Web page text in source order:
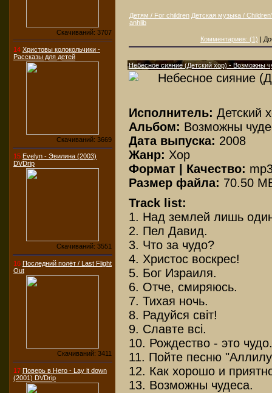
Скачиваний: 3707
14 Христовы колокольчики -
Рассказы для детей
Скачиваний: 3669
15 Evelyn - Эвилина (2003)
DVDrip
Скачиваний: 3551
16 Последний полёт / Last Flight
Out
Скачиваний: 3411
17 Поверь в Него - Lay it down
(2001) DVDrip
Детям / For children Детская музыка /
anhlib
Комментариев: (1) |
Небесное сияние (Детский хор) - Возможны
Исполнитель: Детский
Альбом: Возможны
Дата выпуска: 2008
Жанр: Хор
Формат | Качество:
Размер файла: 70.50
Track list:
1. Над землей лишь
2. Пел Давид.
3. Что за чудо?
4. Христос воскрес!
5. Бог Израиля.
6. Отче, смиряюсь.
7. Тихая ночь.
8. Радуйся свiт!
9. Славте всi.
10. Рождество - это чудо.
11. Пойте песню
12. Как хорошо и
13. Возможны чудеса.